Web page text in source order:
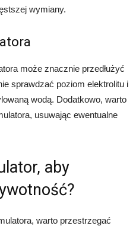
wymiany.
może znacznie przedłużyć
sprawdzać poziom elektrolitu i
wodą. Dodatkowo, warto
usuwając ewentualne
aby
warto przestrzegać